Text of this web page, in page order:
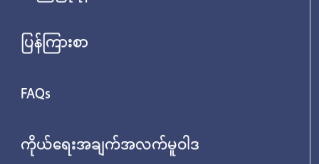
ပြန်ကြားစာ
FAQs
ကိုယ်ရေးအချက်အလက်မူဝါဒ